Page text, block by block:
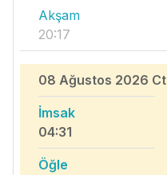
Akşam
20:17
08 Ağustos 2026 Ct
İmsak
04:31
Öğle